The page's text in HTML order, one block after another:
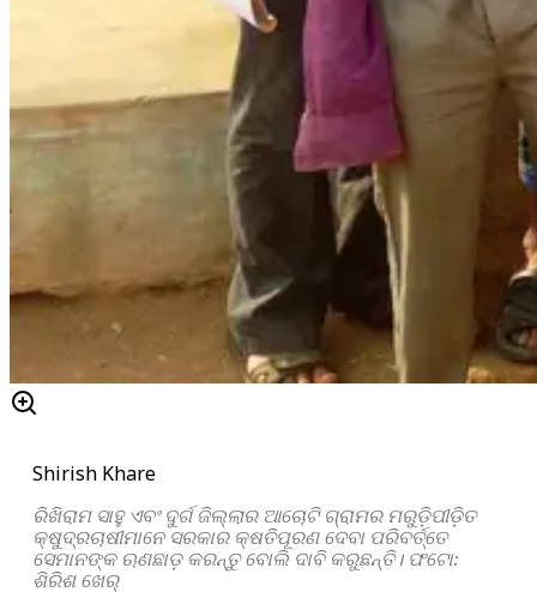
Shirish Khare
ରିଖିରାମ ସାହୁ ଏବଂ ଦୁର୍ଗ ଜିଲ୍ଲାର ଆଚୋଟି ଗ୍ରାମର ମରୁଡ଼ିପୀଡ଼ିତ
କ୍ଷୁଦ୍ରଚାଷୀମାନେ ସରକାର କ୍ଷତିପୂରଣ ଦେବା ପରିବର୍ତ୍ତେ
ସେମାନଙ୍କ ଋଣଛାଡ଼ କରନ୍ତୁ ବୋଲି ଦାବି କରୁଛନ୍ତି। ଫଟୋ:
ଶିରିଶ ଖେର୍‌